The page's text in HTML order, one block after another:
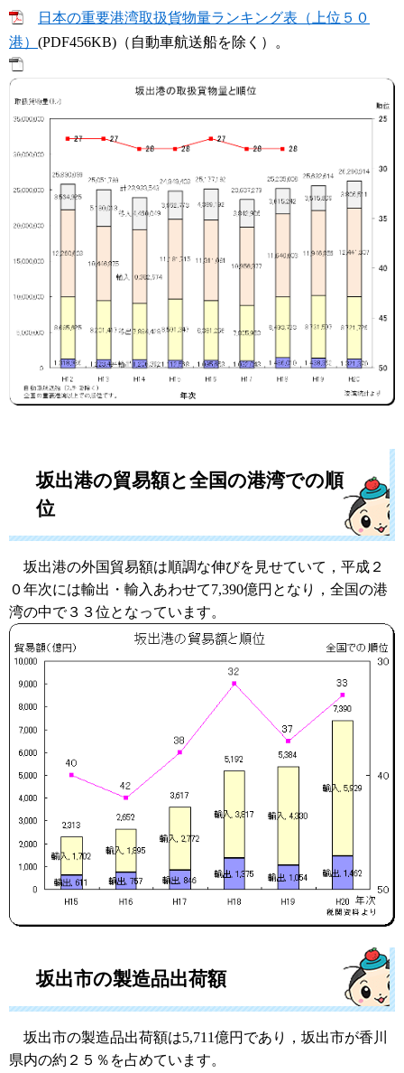
日本の重要港湾取扱貨物量ランキング表（上位５０
港） (PDF456KB)（自動車航送船を除く）。
坂出港の貿易額と全国の港湾での順
位
坂出港の外国貿易額は順調な伸びを見せていて，平成２
０年次には輸出・輸入あわせて7,390億円となり，全国の港
湾の中で３３位となっています。
坂出市の製造品出荷額
坂出市の製造品出荷額は5,711億円であり，坂出市が香川
県内の約２５％を占めています。